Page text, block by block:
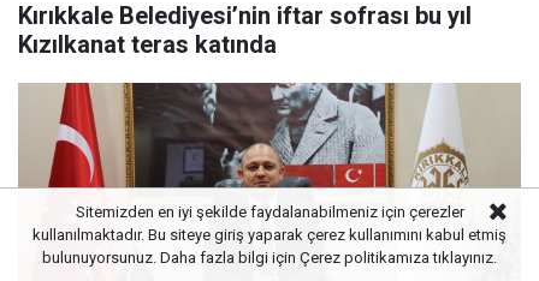
Kırıkkale Belediyesi’nin iftar sofrası bu yıl
Kızılkanat teras katında
Sitemizden en iyi şekilde faydalanabilmeniz için çerezler
kullanılmaktadır. Bu siteye giriş yaparak çerez kullanımını kabul etmiş
bulunuyorsunuz. Daha fazla bilgi için Çerez politikamıza tıklayınız.